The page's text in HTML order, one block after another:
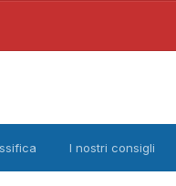
I nostri consigli